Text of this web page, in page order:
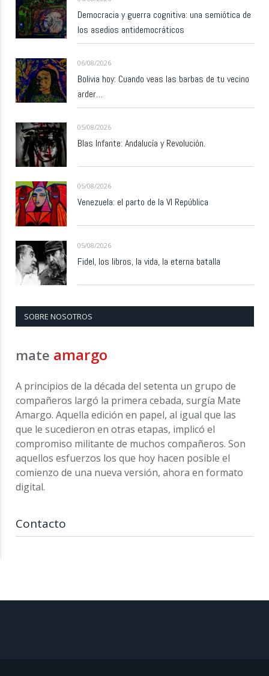
Democracia y guerra cognitiva: una semiótica de
los asedios antidemocráticos
06/08/2026
Bolivia hoy: Cuando veas las barbas de tu vecino
arder…
05/08/2026
Blas Infante: Andalucía y Revolución.
05/08/2026
Venezuela: el parto de la VI República
05/08/2026
Fidel, los libros, la vida, la eterna batalla
SOBRE NOSOTROS
mate amargo
A principios de la década del setenta un grupo de
compañeros largó la primera cebada, surgía Mate
Amargo. Aquella edición en papel, al igual que las
que le sucedieron en otras etapas, implicó el
compromiso militante de muchos compañeros. Son
aquellos esfuerzos los que hoy hacen posible el
comienzo de una nueva versión, ahora en formato
digital.
Contacto